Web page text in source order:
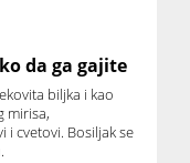
da ga gajite
biljka i kao
mirisa,
i cvetovi. Bosiljak se